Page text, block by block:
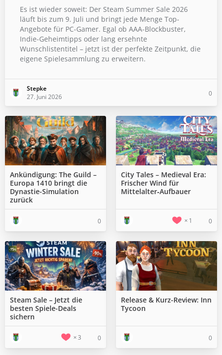
Es ist wieder soweit: Der Steam Summer Sale 2026
läuft bis zum 9. Juli und bringt jede Menge Top-
Angebote für PC-Gamer. Egal ob AAA-Blockbuster,
Indie-Geheimtipps oder lang ersehnte
Wunschlistentitel – jetzt ist der perfekte Zeitpunkt, die
eigene Spielesammlung zu erweitern.
Stepke
27. Juni 2026
0
Ankündigung: The Guild –
Europa 1410 bringt die
Dynastie-Simulation
zurück
0
City Tales – Medieval Era:
Frischer Wind für
Mittelalter‑Aufbauer
1 0
Steam Sale – Jetzt die
besten Spiele-Deals
sichern
3 0
Release & Kurz-Review: Inn
Tycoon
0